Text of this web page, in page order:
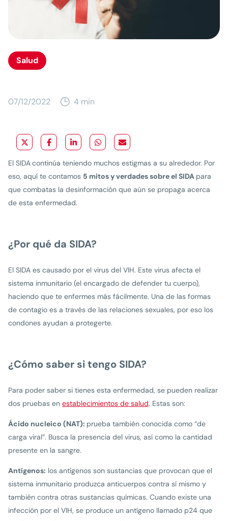
Salud
07/12/2022 4 min
El SIDAcontinúa teniendo muchos estigmas a su alrededor. Por
eso, aquí te contamos 5 mitos y verdades sobre el SIDA para
que combatas la desinformación que aún se propaga acerca
de esta enfermedad.
¿Por qué da SIDA?
El SIDA es causado por el virus del VIH. Este virus afecta el
sistema inmunitario (el encargado de defender tu cuerpo),
haciendo que te enfermes más fácilmente. Una de las formas
de contagio es a través de las relaciones sexuales, por eso los
condones ayudan a protegerte.
¿Cómo saber si tengo SIDA?
Para poder saber si tienes esta enfermedad, se pueden realizar
dos pruebas en establecimientos de salud. Estas son:
Ácido nucleico (NAT): prueba también conocida como “de
carga viral”. Busca la presencia del virus, así como la cantidad
presente en la sangre.
Antígenos: los antígenos son sustancias que provocan que el
sistema inmunitario produzca anticuerpos contra sí mismo y
también contra otras sustancias químicas. Cuando existe una
infección por el VIH, se produce un antígeno llamado p24 que